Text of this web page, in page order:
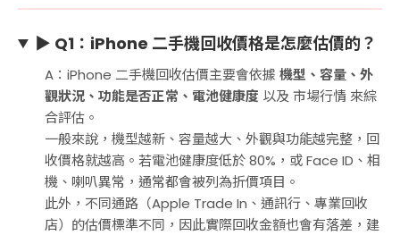
▶ Q1：iPhone 二手機回收價格是怎麼估價的？
A：iPhone 二手機回收估價主要會依據 機型、容量、外
觀狀況、功能是否正常、電池健康度 以及 市場行情 來綜
合評估。
一般來說，機型越新、容量越大、外觀與功能越完整，回
收價格就越高。若電池健康度低於 80%，或 Face ID、相
機、喇叭異常，通常都會被列為折價項目。
此外，不同通路（Apple Trade In、通訊行、專業回收
店）的估價標準不同，因此實際回收金額也會有落差，建